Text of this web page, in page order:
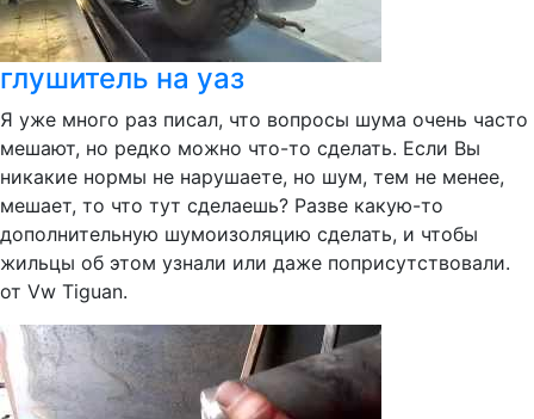
глушитель на уаз
Я уже много раз писал, что вопросы шума очень часто
мешают, но редко можно что-то сделать. Если Вы
никакие нормы не нарушаете, но шум, тем не менее,
мешает, то что тут сделаешь? Разве какую-то
дополнительную шумоизоляцию сделать, и чтобы
жильцы об этом узнали или даже поприсутствовали.
от Vw Tiguan.